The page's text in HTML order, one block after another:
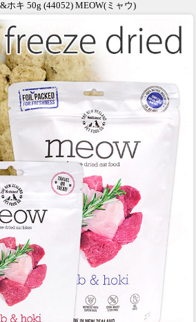
ホキ 50g (44052) MEOW(ミャウ)